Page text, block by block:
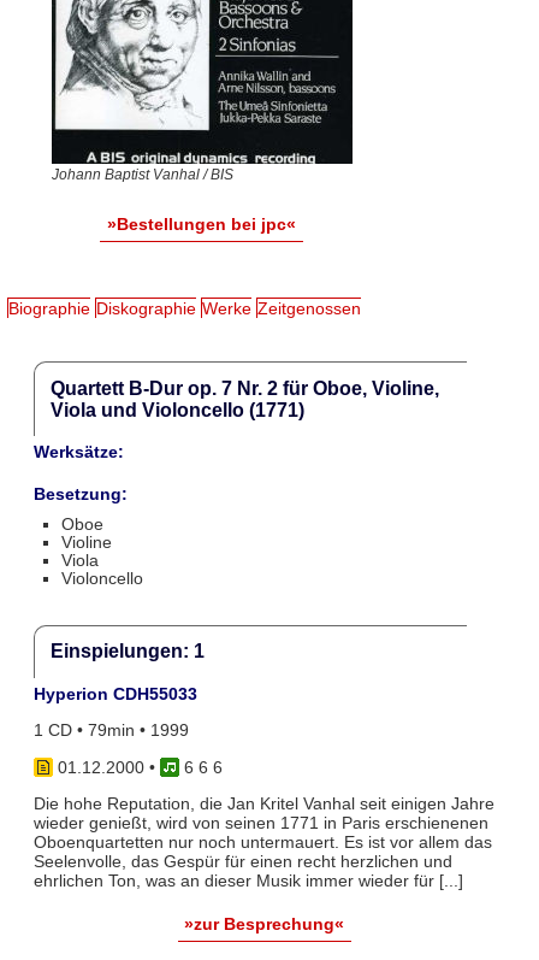
Johann Baptist Vanhal / BIS
»Bestellungen bei jpc«
Biographie Diskographie Werke Zeitgenossen
Quartett B-Dur op. 7 Nr. 2 für Oboe, Violine,
Viola und Violoncello (1771)
Werksätze:
Besetzung:
Oboe
Violine
Viola
Violoncello
Einspielungen: 1
Hyperion CDH55033
1 CD • 79min • 1999
01.12.2000•
6 6 6
Die hohe Reputation, die Jan Kritel Vanhal seit einigen Jahre
wieder genießt, wird von seinen 1771 in Paris erschienenen
Oboenquartetten nur noch untermauert. Es ist vor allem das
Seelenvolle, das Gespür für einen recht herzlichen und
ehrlichen Ton, was an dieser Musik immer wieder für [...]
»zur Besprechung«